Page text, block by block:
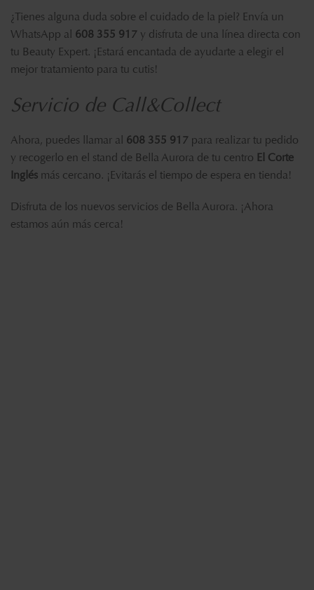
¿Tienes alguna duda sobre el cuidado de la piel? Envía un
WhatsApp al 608 355 917 y disfruta de una línea directa con
tu Beauty Expert. ¡Estará encantada de ayudarte a elegir el
mejor tratamiento para tu cutis!
Servicio de Call&Collect
Ahora, puedes llamar al 608 355 917 para realizar tu pedido
y recogerlo en el stand de Bella Aurora de tu centro El Corte
Inglés más cercano. ¡Evitarás el tiempo de espera en tienda!
Disfruta de los nuevos servicios de Bella Aurora. ¡Ahora
estamos aún más cerca!